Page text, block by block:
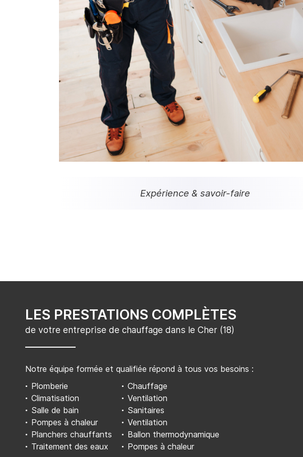
Expérience & savoir-faire
LES PRESTATIONS COMPLÈTES
de votre entreprise de chauffage dans le Cher (18)
Notre équipe formée et qualifiée répond à tous vos besoins :
Plomberie
Chauffage
Climatisation
Ventilation
Salle de bain
Sanitaires
Pompes à chaleur
Ventilation
Planchers chauffants
Ballon thermodynamique
Traitement des eaux
Pompes à chaleur